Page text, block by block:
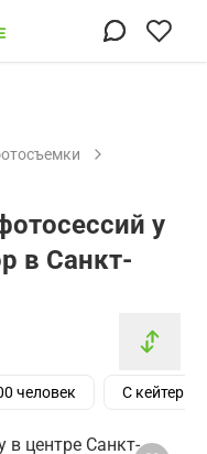
у
в Санкт-
человек С